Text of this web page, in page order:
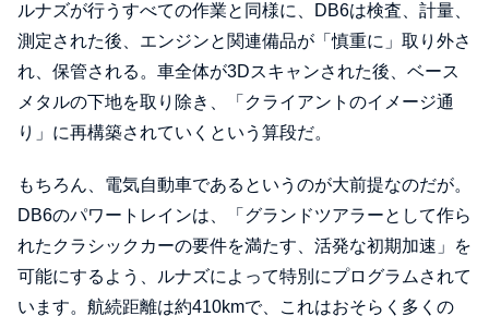
ルナズが行うすべての作業と同様に、DB6は検査、計量、
測定された後、エンジンと関連備品が「慎重に」取り外さ
れ、保管される。車全体が3Dスキャンされた後、ベース
メタルの下地を取り除き、「クライアントのイメージ通
り」に再構築されていくという算段だ。
もちろん、電気自動車であるというのが大前提なのだが。
DB6のパワートレインは、「グランドツアラーとして作ら
れたクラシックカーの要件を満たす、活発な初期加速」を
可能にするよう、ルナズによって特別にプログラムされて
います。航続距離は約410kmで、これはおそらく多くの